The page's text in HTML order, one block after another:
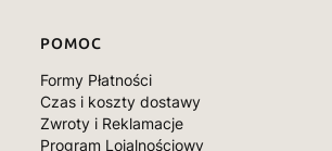
POMOC
Formy Płatności
Czas i koszty dostawy
Zwroty i Reklamacje
Program Lojalnościowy